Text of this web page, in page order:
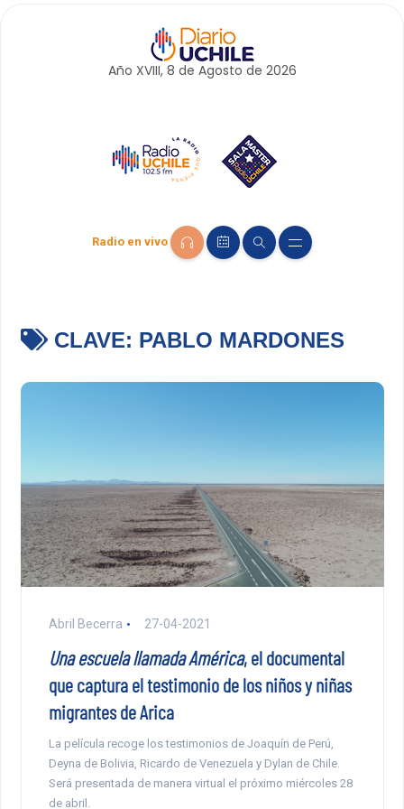
Año XVIII, 8 de Agosto de 2026
Radio en vivo
CLAVE: PABLO MARDONES
Abril Becerra 27-04-2021
Una escuela llamada América, el documental
que captura el testimonio de los niños y niñas
migrantes de Arica
La película recoge los testimonios de Joaquín de Perú,
Deyna de Bolivia, Ricardo de Venezuela y Dylan de Chile.
Será presentada de manera virtual el próximo miércoles 28
de abril.